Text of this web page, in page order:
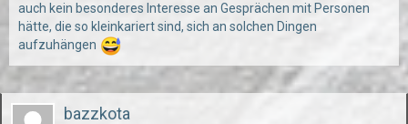
auch kein besonderes Interesse an Gesprächen mit Personen
hätte, die so kleinkariert sind, sich an solchen Dingen
aufzuhängen
bazzkota